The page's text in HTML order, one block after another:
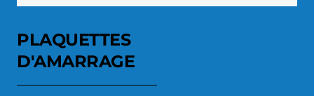
PLAQUETTES
D'AMARRAGE